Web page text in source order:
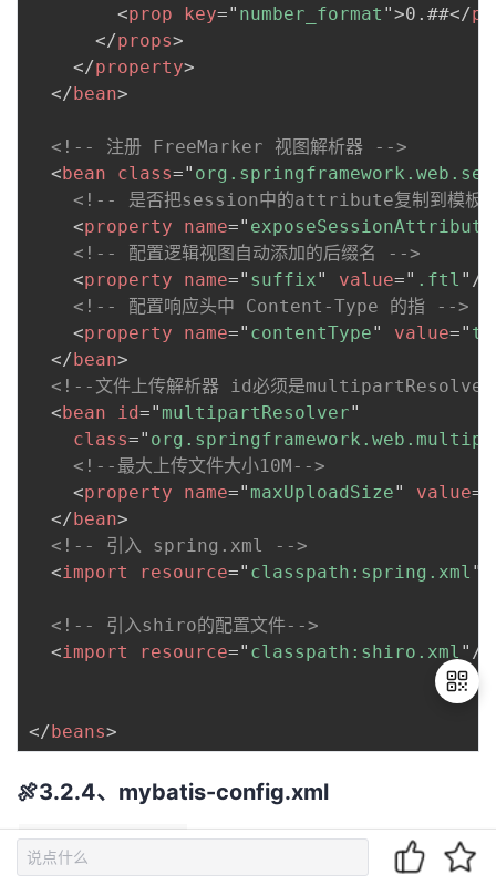
<prop key=" number_format ">0.##</
</props>
</property>
</ bean>
<!-- 注册 FreeMarker 视图解析器 -->
< bean class="
<!-- 是否把session中的attribute复制到模板的
<property name="
<!-- 配置逻辑视图自动添加的后缀名 -->
<property name=" suffix" value=" .ftl " />
<!-- 配置响应头中 Content-Type 的指 -->
<property name=" contentType" value="
</ bean>
<!--文件上传解析器 id必须是
< bean id=" multipartResolver"
class="
<!--最大上传文件大小10M-->
<property name=" maxUploadSize" value=
</ bean>
<!-- 引入 spring.xml -->
<import resource=" classpath:spring.xml "
<!-- 引入shiro的配置文件-->
<import resource=" classpath:shiro.xml " />
</ beans>
🍖3.2.4、mybatis-config.xml
mybatis-config.xml 这个配置文件是一个全局配置文件，这里
面是对MyBatis 的核心行为的控制，比如像分页插件的配置，目前